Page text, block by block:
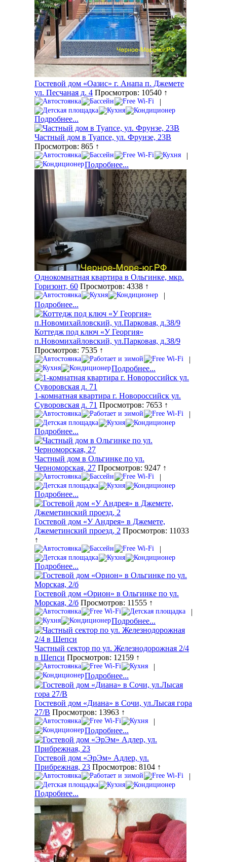
Гостевой дом «Оазис» г. Анапа п. Джемете
ул. Песчаная д. 4 Просмотров: 10540 ↑
|
Подробнее...
Частный дом в Туапсе, ул. Фрунзе, 23В
Просмотров: 865 ↑
|
Подробнее...
Однокомнатная квартира в Ольгинке, мкр.
Горизонт, 60 Просмотров: 4338 ↑
|
Подробнее...
Коттедж под ключ «У Георгия»
п.Новомихайловский, ул.Парковая, д.38/9
Просмотров: 7535 ↑
|
Подробнее...
1-комнатная квартира г. Новороссийск ул.
Суворовская д. 71 Просмотров: 7653 ↑
|
Подробнее...
Частный дом в Ольгинке по ул.
Черноморская, 27 Просмотров: 9247 ↑
|
Подробнее...
Гостевой дом «У Андрея» в Джемете,
Джеметинский проезд, 2 Просмотров: 11033
↑
|
Подробнее...
Гостевой дом «Орион» в Ольгинке по ул.
Морская, 2/б Просмотров: 11555 ↑
|
Подробнее...
Частный сектор по ул. Железнодорожная 2/4
в Шепси Просмотров: 12159 ↑
|
Подробнее...
Гостевой дом «Диана» в Сочи, ул.Лысая гора
27/В Просмотров: 13963 ↑
|
Подробнее...
Гостевой дом «ЭрЭм» Адлер, ул.
Прибрежная, 23 Просмотров: 8104 ↑
|
Подробнее...